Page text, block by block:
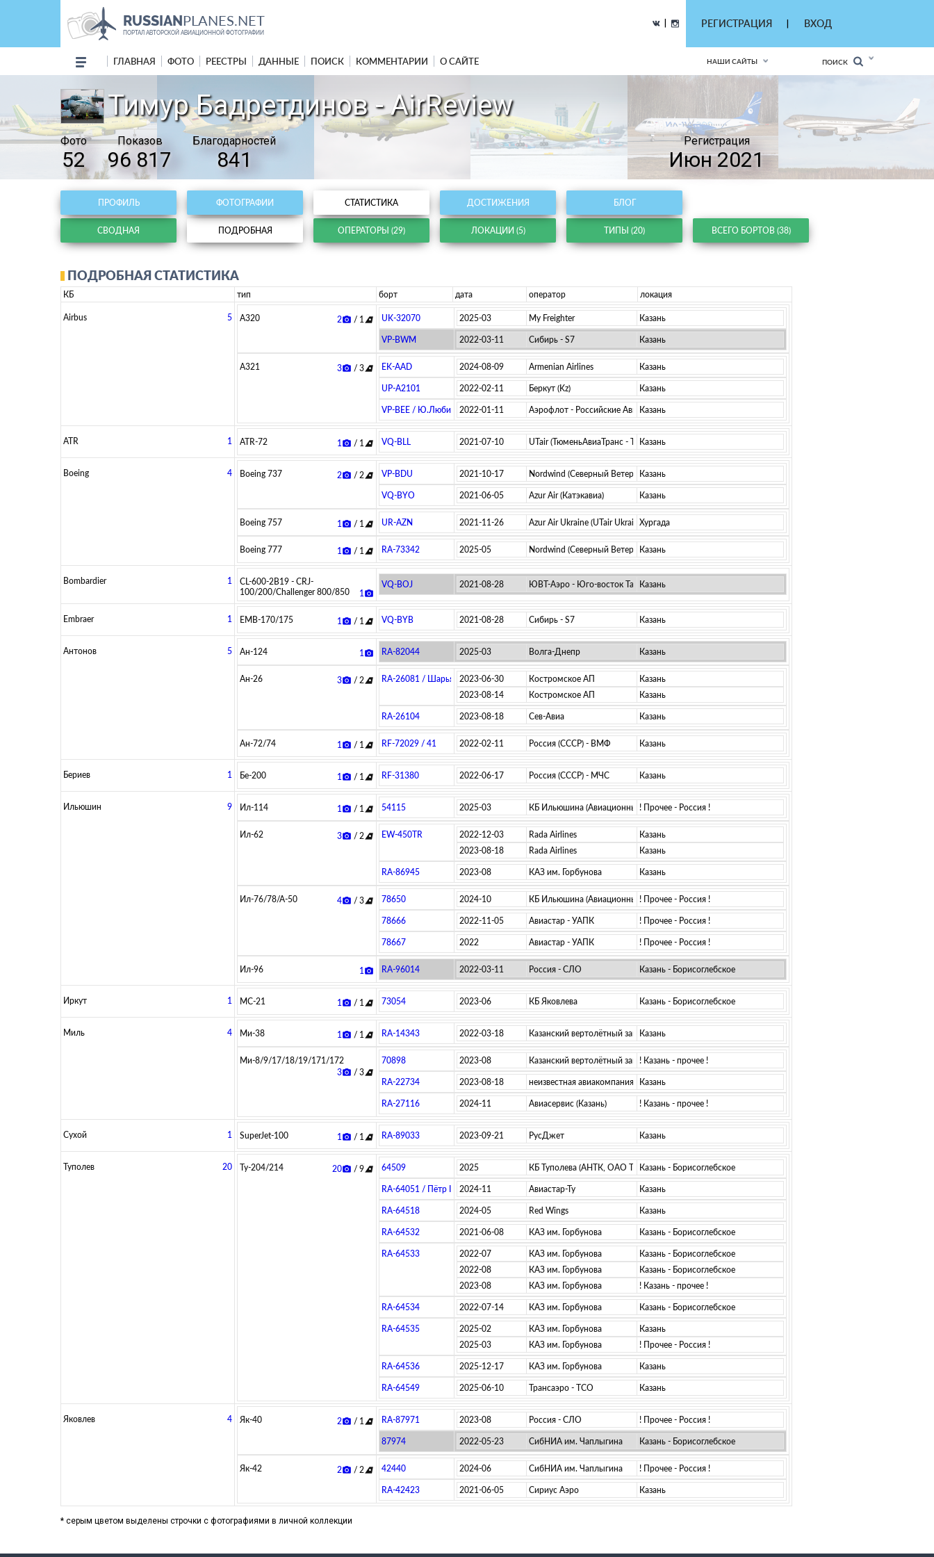
RUSSIANPLANES.NET
ПОРТАЛ АВТОРСКОЙ АВИАЦИОННОЙ ФОТОГРАФИИ
РЕГИСТРАЦИЯ ВХОД
ГЛАВНАЯ ФОТО РЕЕСТРЫ ДАННЫЕ ПОИСК КОММЕНТАРИИ О САЙТЕ НАШИ САЙТЫ ПОИСК
Тимур Бадретдинов - AirReview
Фото
52
Показов
96 817
Благодарностей
841
Регистрация
Июн 2021
ПРОФИЛЬ ФОТОГРАФИИ СТАТИСТИКА ДОСТИЖЕНИЯ БЛОГ
СВОДНАЯ ПОДРОБНАЯ ОПЕРАТОРЫ (29) ЛОКАЦИИ (5) ТИПЫ (20) ВСЕГО БОРТОВ (38)
ПОДРОБНАЯ СТАТИСТИКА
КБ тип борт дата оператор локация
Airbus 5 A320 2photo_camera / 1airlines UK-32070 2025-03 My Freighter Казань
VP-BWM 2022-03-11 Сибирь - S7 Казань
A321 3photo_camera / 3airlines EK-AAD 2024-08-09 Armenian Airlines Казань
UP-A2101 2022-02-11 Беркут (Kz) Казань
VP-BEE / Ю.Любимов2022-01-11 Аэрофлот - Российские Авиалинии
Казань
ATR 1 ATR-72 1photo_camera / 1airlines VQ-BLL 2021-07-10 UTair (ТюменьАвиаТранс - ТАТ)Казань
Boeing 4 Boeing 737 2photo_camera / 2airlines VP-BDU 2021-10-17 Nordwind (Северный Ветер) Казань
VQ-BYO 2021-06-05 Azur Air (Катэкавиа) Казань
Boeing 757 1photo_camera / 1airlines UR-AZN 2021-11-26 Azur Air Ukraine (UTair Ukraine)Хургада
Boeing 777 1photo_camera / 1airlines RA-73342 2025-05 Nordwind (Северный Ветер) Казань
Bombardier 1
CL-600-2B19 - CRJ-
100/200/Challenger 800/850
1photo_camera
VQ-BOJ 2021-08-28 ЮВТ-Аэро - Юго-восток Татарстана
Казань
Embraer 1 EMB-170/175 1photo_camera / 1airlines VQ-BYB 2021-08-28 Сибирь - S7 Казань
Антонов 5 Ан-124 1photo_camera RA-82044 2025-03 Волга-Днепр Казань
Ан-26 3photo_camera / 2airlines RA-26081 / Шарья 2023-06-30 Костромское АП
Казань
2023-08-14
Костромское АП Казань
RA-26104 2023-08-18 Сев-Авиа Казань
Ан-72/74 1photo_camera / 1airlines RF-72029 / 41 2022-02-11 Россия (СССР) - ВМФ Казань
Бериев 1 Бе-200 1photo_camera / 1airlines RF-31380 2022-06-17 Россия (СССР) - МЧС Казань
Ильюшин 9 Ил-114 1photo_camera / 1airlines 54115 2025-03 КБ Ильюшина (Авиационный комплекс)
! Прочее - Россия !
Ил-62 3photo_camera / 2airlines EW-450TR 2022-12-03 Rada Airlines
Казань
2023-08-18
Rada Airlines Казань
RA-86945 2023-08 КАЗ им. Горбунова Казань
Ил-76/78/А-50 4photo_camera / 3airlines 78650 2024-10 КБ Ильюшина (Авиационный комплекс)
! Прочее - Россия !
78666 2022-11-05 Авиастар - УАПК ! Прочее - Россия !
78667 2022 Авиастар - УАПК ! Прочее - Россия !
Ил-96 1photo_camera RA-96014 2022-03-11 Россия - СЛО Казань - Борисоглебское
Иркут 1 МС-21 1photo_camera / 1airlines 73054 2023-06 КБ Яковлева Казань - Борисоглебское
Миль 4 Ми-38 1photo_camera / 1airlines RA-14343 2022-03-18 Казанский вертолётный завод (КВЗ)
Казань
Ми-8/9/17/18/19/171/172
3photo_camera / 3airlines
70898 2023-08 Казанский вертолётный завод (КВЗ)! Казань - прочее !
RA-22734 2023-08-18 ­неизвестная авиакомпания­ Казань
RA-27116 2024-11 Авиасервис (Казань) ! Казань - прочее !
Сухой 1 SuperJet-100 1photo_camera / 1airlines RA-89033 2023-09-21 РусДжет Казань
Туполев 20 Ту-204/214 20photo_camera / 9airlines 64509 2025 КБ Туполева (АНТК, ОАО Туполев)Казань - Борисоглебское
RA-64051 / Пётр I 2024-11 Авиастар-Ту Казань
RA-64518 2024-05 Red Wings Казань
RA-64532 2021-06-08 КАЗ им. Горбунова Казань - Борисоглебское
RA-64533 2022-07 КАЗ им. Горбунова
Казань - Борисоглебское
2022-08
КАЗ им. Горбунова
Казань - Борисоглебское
2023-08
КАЗ им. Горбунова ! Казань - прочее !
RA-64534 2022-07-14 КАЗ им. Горбунова Казань - Борисоглебское
RA-64535 2025-02 КАЗ им. Горбунова
Казань
2025-03
КАЗ им. Горбунова ! Прочее - Россия !
RA-64536 2025-12-17 КАЗ им. Горбунова Казань
RA-64549 2025-06-10 Трансаэро - ТСО Казань
Яковлев 4 Як-40 2photo_camera / 1airlines RA-87971 2023-08 Россия - СЛО ! Прочее - Россия !
87974 2022-05-23 СибНИА им. Чаплыгина Казань - Борисоглебское
Як-42 2photo_camera / 2airlines 42440 2024-06 СибНИА им. Чаплыгина ! Прочее - Россия !
RA-42423 2021-06-05 Сириус Аэро Казань
* серым цветом выделены строчки с фотографиями в личной коллекции